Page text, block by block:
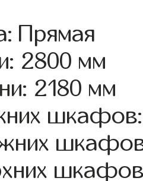
Прямая
2800 мм
2180 мм